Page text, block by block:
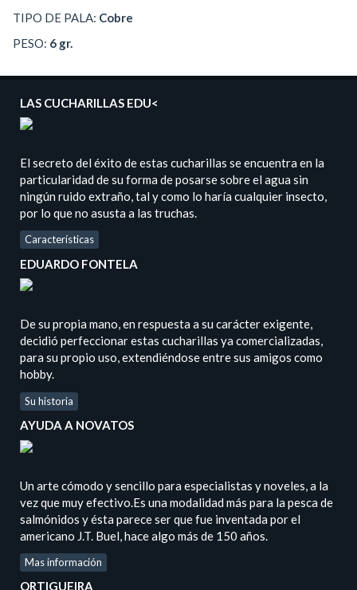
TIPO DE PALA: Cobre
PESO: 6 gr.
LAS CUCHARILLAS EDU<
El secreto del éxito de estas cucharillas se encuentra en la
particularidad de su forma de posarse sobre el agua sin
ningún ruido extraño, tal y como lo haría cualquier insecto,
por lo que no asusta a las truchas.
Características
EDUARDO FONTELA
De su propia mano, en respuesta a su carácter exigente,
decidió perfeccionar estas cucharillas ya comercializadas,
para su propio uso, extendiéndose entre sus amigos como
hobby.
Su historia
AYUDA A NOVATOS
Un arte cómodo y sencillo para especialistas y noveles, a la
vez que muy efectivo.Es una modalidad más para la pesca de
salmónidos y ésta parece ser que fue inventada por el
americano J.T. Buel, hace algo más de 150 años.
Mas información
ORTIGUEIRA